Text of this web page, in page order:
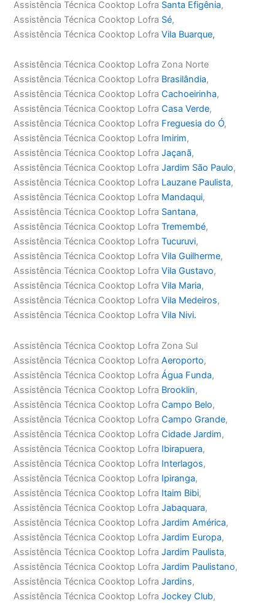
Assistência Técnica Cooktop Lofra Santa Efigênia,
Assistência Técnica Cooktop Lofra Sé,
Assistência Técnica Cooktop LofraVila Buarque,
Assistência Técnica Cooktop Lofra Zona Norte
Assistência Técnica Cooktop Lofra Brasilândia,
Assistência Técnica Cooktop LofraCachoeirinha,
Assistência Técnica Cooktop LofraCasa Verde,
Assistência Técnica Cooktop Lofra Freguesia do Ó,
Assistência Técnica Cooktop Lofra Imirim,
Assistência Técnica Cooktop LofraJaçanã,
Assistência Técnica Cooktop LofraJardim São Paulo,
Assistência Técnica Cooktop Lofra Lauzane Paulista,
Assistência Técnica Cooktop Lofra Mandaqui,
Assistência Técnica Cooktop Lofra Santana,
Assistência Técnica Cooktop LofraTremembé,
Assistência Técnica Cooktop LofraTucuruvi,
Assistência Técnica Cooktop LofraVila Guilherme,
Assistência Técnica Cooktop LofraVila Gustavo,
Assistência Técnica Cooktop LofraVila Maria,
Assistência Técnica Cooktop LofraVila Medeiros,
Assistência Técnica Cooktop LofraVila Nivi.
Assistência Técnica Cooktop Lofra Zona Sul
Assistência Técnica Cooktop LofraAeroporto,
Assistência Técnica Cooktop LofraÁgua Funda,
Assistência Técnica Cooktop Lofra Brooklin,
Assistência Técnica Cooktop LofraCampo Belo,
Assistência Técnica Cooktop LofraCampo Grande,
Assistência Técnica Cooktop LofraCidade Jardim,
Assistência Técnica Cooktop Lofra Ibirapuera,
Assistência Técnica Cooktop Lofra Interlagos,
Assistência Técnica Cooktop Lofra Ipiranga,
Assistência Técnica Cooktop Lofra Itaim Bibi,
Assistência Técnica Cooktop LofraJabaquara,
Assistência Técnica Cooktop LofraJardim América,
Assistência Técnica Cooktop LofraJardim Europa,
Assistência Técnica Cooktop LofraJardim Paulista,
Assistência Técnica Cooktop LofraJardim Paulistano,
Assistência Técnica Cooktop LofraJardins,
Assistência Técnica Cooktop LofraJockey Club,